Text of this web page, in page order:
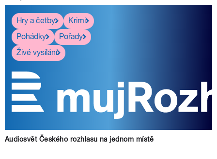
Hry a četby
Krimi
Pohádky
Pořady
Živé vysílání
Audiosvět Českého rozhlasu na jednom místě